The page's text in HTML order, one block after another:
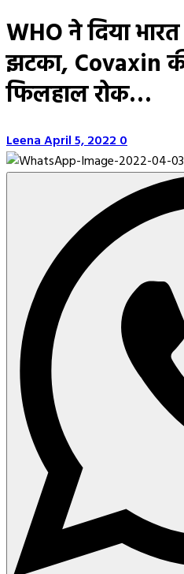
WHO ने दिया
झटका, Covaxin
फिलहाल रोक…
LeenaApril 5, 20220